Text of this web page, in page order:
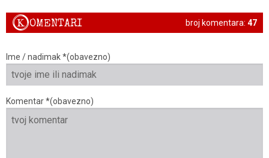
broj komentara: 47
KOMENTARI
Ime / nadimak *(obavezno)
Komentar *(obavezno)